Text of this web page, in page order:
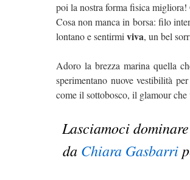
poi la nostra forma fisica
Cosa non manca in borsa: filo
lontano e sentirmi viva, un bel
Adoro la brezza marina quella
sperimentano nuove vestibilità
come il sottobosco, il glamour
Lasciamoci
da Chiara Gasbarri